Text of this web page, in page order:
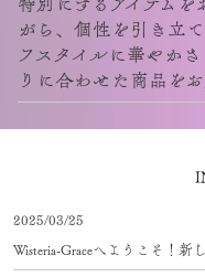
がら、 個性を引き立
フスタイルに華やか
りに合わせた商品を
2025/03/25
Wisteria-Graceへようこそ！新